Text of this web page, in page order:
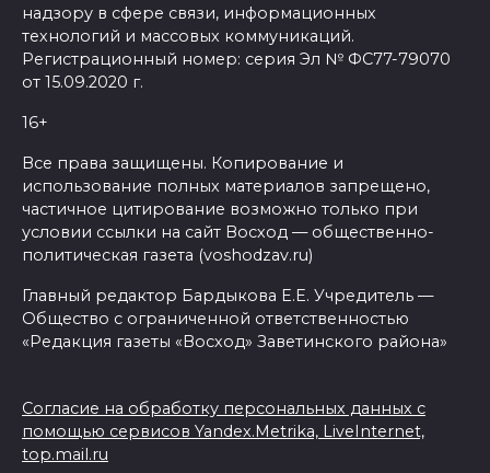
надзору в сфере связи, информационных
технологий и массовых коммуникаций.
Регистрационный номер: серия Эл № ФС77-79070
от 15.09.2020 г.
16+
Все права защищены. Копирование и
использование полных материалов запрещено,
частичное цитирование возможно только при
условии ссылки на сайт Восход — общественно-
политическая газета (voshodzav.ru)
Главный редактор Бардыкова Е.Е. Учредитель —
Общество с ограниченной ответственностью
«Редакция газеты «Восход» Заветинского района»
Согласие на обработку персональных данных с
помощью сервисов Yandex.Metrika, LiveInternet,
top.mail.ru